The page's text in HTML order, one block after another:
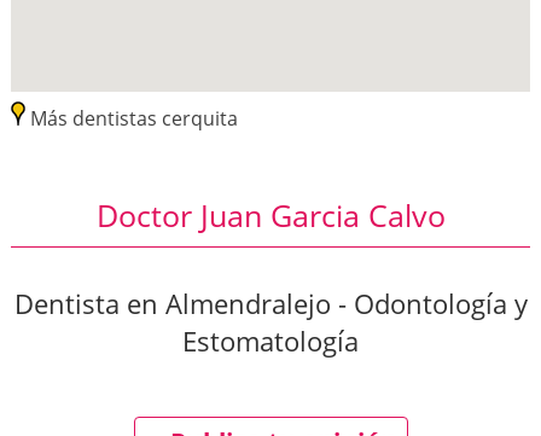
Más dentistas cerquita
Doctor Juan Garcia Calvo
Dentista en Almendralejo - Odontología y
Estomatología